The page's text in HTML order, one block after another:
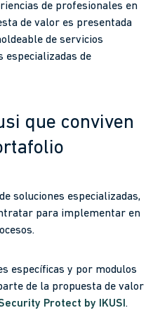
de profesionales en
de valor es presentada
de servicios
especializadas de
que conviven
soluciones especializadas,
para implementar en
específicas y por modulos
de la propuesta de valor
Protect by IKUSI .